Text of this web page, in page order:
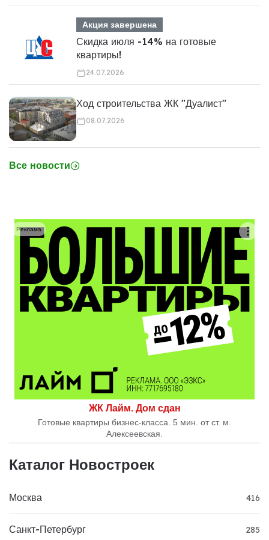
Акция завершена
Скидка июля -14% на готовые
квартиры!
24.07.2026
Ход строительства ЖК "Дуалист"
08.07.2026
Все новости
ЖК Лайм. Дом сдан
Готовые квартиры бизнес-класса. 5 мин. от ст. м.
Алексеевская.
Реклама
Каталог Новостроек
Москва 416
Санкт-Петербург 285